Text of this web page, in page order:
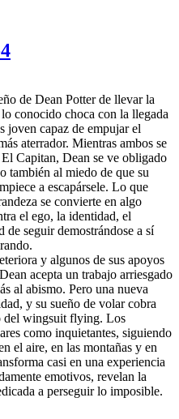
de Dean Potter de llevar la
conocido choca con la llegada
joven capaz de empujar el
aterrador. Mientras ambos se
Capitan, Dean se ve obligado
también al miedo de que su
a escapársele. Lo que
se convierte en algo
el ego, la identidad, el
de seguir demostrándose a sí
y algunos de sus apoyos
acepta un trabajo arriesgado
al abismo. Pero una nueva
y su sueño de volar cobra
del wingsuit flying. Los
como inquietantes, siguiendo
el aire, en las montañas y en
casi en una experiencia
emotivos, revelan la
a perseguir lo imposible.